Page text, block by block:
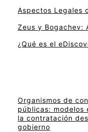
Aspectos Legales
Zeus y Bogachev:
¿Qué es el
Organismos de
públicas: modelos
la contratación
gobierno